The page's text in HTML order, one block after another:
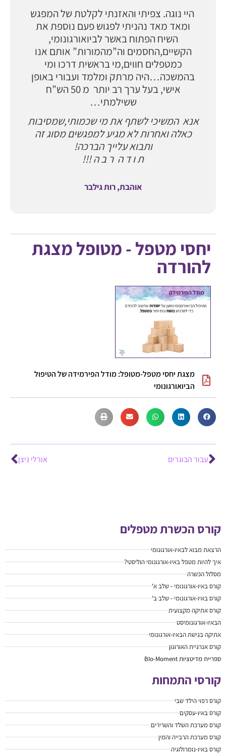
היי נוגה. צפיתי והאזנתי לקלטת של המפגש
ומאד מאד נהניתי לפגוש פעם נוספת את
השיח הפתוח באשר לביואורגונומי,
הקשיים,החסמים וה”מהמורות” אותם אנו
כמטפלים חווים,מי בראשית דרכו ומי
בהמשכה…היה מרתק ומלמד ועבורי באופן
אישי, בעל ערך רב יותר מ 50 הש”ח
ששילמתי…
אנא המשיכי לשתף את מי שכמותי,שמסיבות
כאלה ואחרות לא מגיע למפגשים מסוג זה
ותבוא עלייך הברכה!
ת ו ד ה ר ב ה !!!
אוהבת, רות גילבר
יחסי מטפל - מטופל מצגת
להורדה
מצגת יחסי מטפל-מטופל: מודל הפירמידה של הטיפול
הביואורגונומי
עבור הבוגרים אורלי ניצן
קורס הכשרת מטפלים
הרצאת מבוא לבאיו-אורגונומי
איך להיות מטפל באיו-אורגונומי הוליסטי?
מסלול הכשרה
קורס באיו-אורגונומי - שלב א'
קורס באיו-אורגונומי - שלב ב'
קורס אתיקה מקצועית
הבאיו-אורגונומיסט
אתיקה בגישת הבאיו-אורגונומי
קורס אנרגיית האורוגון
ספריית מדיטציות BIo-Moment
קורסי התמחות
קורס רפוי הילד שבי
קורס באיו-עסקים
קורס מערכת השלד והשרירים
קורס מערכת הרבייה והמין
קורס באיו-נומרולוגיה